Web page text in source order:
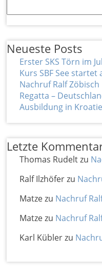
Neueste Posts
Erster SKS Törn im
Kurs SBF See
Nachruf Ralf Zöbisch
Regatta –
Ausbildung in
Letzte
Thomas Rudeltzu
Ralf Ilzhöferzu
Matzezu Nachruf
Matzezu Nachruf
Karl Küblerzu